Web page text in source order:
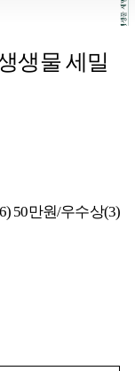
생물 세밀
50만원/우수상(3)